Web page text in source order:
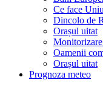
Ce face
Dincolo de
Orașul uitat
Oamenii
Orașul uitat
Prognoza meteo